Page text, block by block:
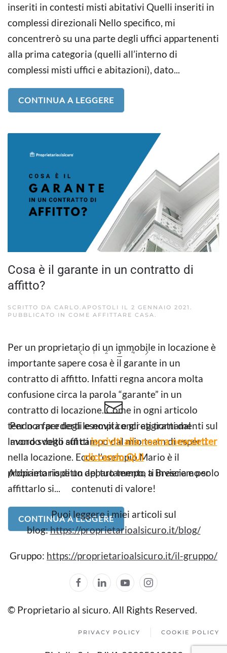
inseriti in contesti misti abitativi Quelli inseriti in
complessi direzionali Nello specifico, mi
concentrerò su una parte degli uffici appartenenti
alla prima categoria (quelli all’interno di
complessi misti uffici e abitazioni), dato...
CONTINUA A LEGGERE
Cosa è il garante in un contratto di
affitto?
SCRITTO DA CARLO.APOSTOLI IL 2 GENNAIO 2021 .
PUBBLICATO IN COME AFFITTARE CASA.
Per un proprietario di un immobile in locazione è
importante sapere cosa è il garante in un
contratto di affitto. Infatti regna ancora molta
confusione circa la parola “garante” in un
contratto di locazione. Come in ogni articolo
tendo a fare degli esempi concreti tratti dal
lavoro svolto sul campo dal mio team di esperti
nella locazione. Ecco l’esempio Mario è il
proprietario di un appartamento a Brescia e per
affittarlo si...
CONTINUA A LEGGERE
1 2 3 4
Per non perderti le novità e gli aggiornamenti sul
mondo degli affittiiscriviti alla nostra newsletter
cliccando QUI
Abbiamo rispetto del tuo tempo, ti invieremo solo
contenuti di valore!
Puoi leggere i miei articoli sul
blog:https://proprietarioalsicuro.it/blog/
Gruppo: https://proprietarioalsicuro.it/il-gruppo/
© Proprietario al sicuro. All Rights Reserved.
PRIVACY POLICY COOKIE POLICY